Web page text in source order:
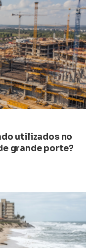
utilizados no
grande porte?